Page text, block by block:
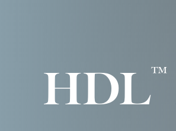
HDL™